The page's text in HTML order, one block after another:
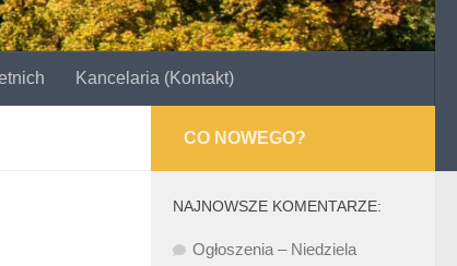
Kancelaria (Kontakt)
CO NOWEGO?
NAJNOWSZE KOMENTARZE:
Ogłoszenia – Niedziela